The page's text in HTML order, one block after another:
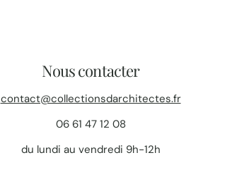
Nous contacter
contact@collectionsdarchitectes.fr
06 61 47 12 08
du lundi au vendredi 9h-12h